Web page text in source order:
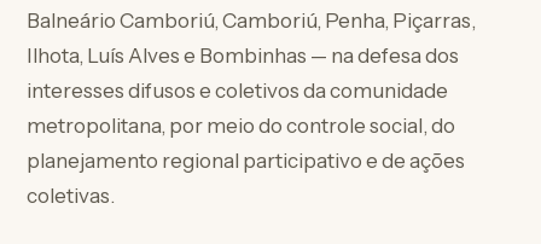
Balneário Camboriú, Camboriú, Penha, Piçarras,
Ilhota, Luís Alves e Bombinhas — na defesa dos
interesses difusos e coletivos da comunidade
metropolitana, por meio do controle social, do
planejamento regional participativo e de ações
coletivas.